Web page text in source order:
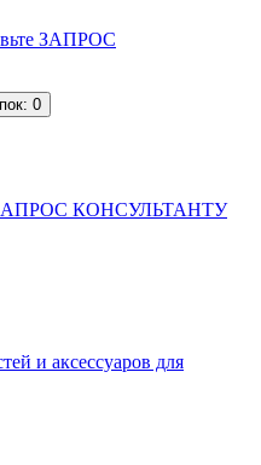
ЗАПРОС
: 0
ЗАПРОС КОНСУЛЬТАНТУ